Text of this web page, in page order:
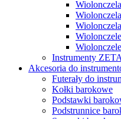
Instrumenty ZETA
Akcesoria do
Futerały do
Kołki barokowe
Podstawki
Podstrunnice